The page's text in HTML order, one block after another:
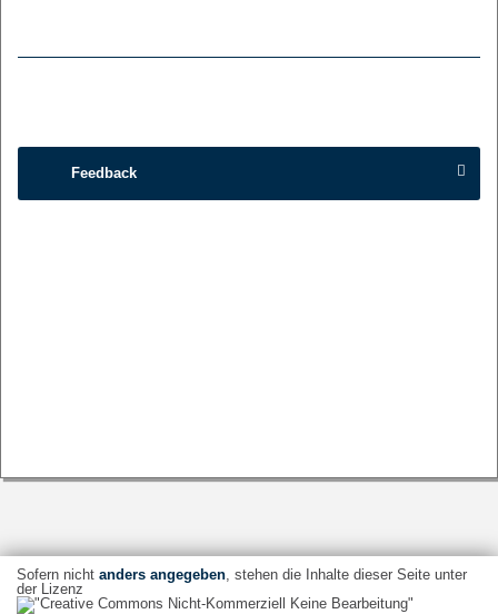
Feedback
Sofern nicht anders angegeben, stehen die Inhalte dieser Seite unter
der Lizenz